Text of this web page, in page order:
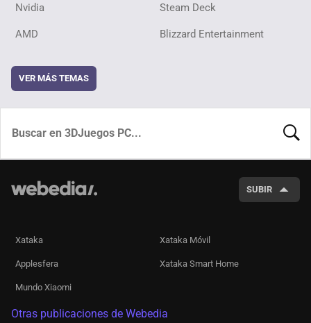
Nvidia Steam Deck
AMD Blizzard Entertainment
VER MÁS TEMAS
SUBIR
Xataka Xataka Móvil
Applesfera Xataka Smart Home
Mundo Xiaomi
Otras publicaciones de Webedia